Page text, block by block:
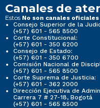
Canales de
Estos No son canales oficiales
Consejo Superior de la
(+57) 601 - 565 8500
Corte Constitucional:
(+57) 601 - 350 6200
Consejo de Estado:
(+57) 601 - 350 6700
Comisión Nacional de
(+57) 601 - 565 8500
Corte Suprema de Justicia:
(+57) 601 - 362 2000
Dirección Ejecutiva de
Carrera 7 # 27-18, Bogotá
(+57) 601 - 565 8500